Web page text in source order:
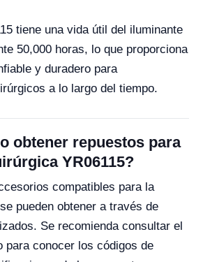
tiene una vida útil del iluminante
50,000 horas, lo que proporciona
y duradero para
a lo largo del tiempo.
obtener repuestos para
YR06115?
compatibles para la
pueden obtener a través de
Se recomienda consultar el
para conocer los códigos de